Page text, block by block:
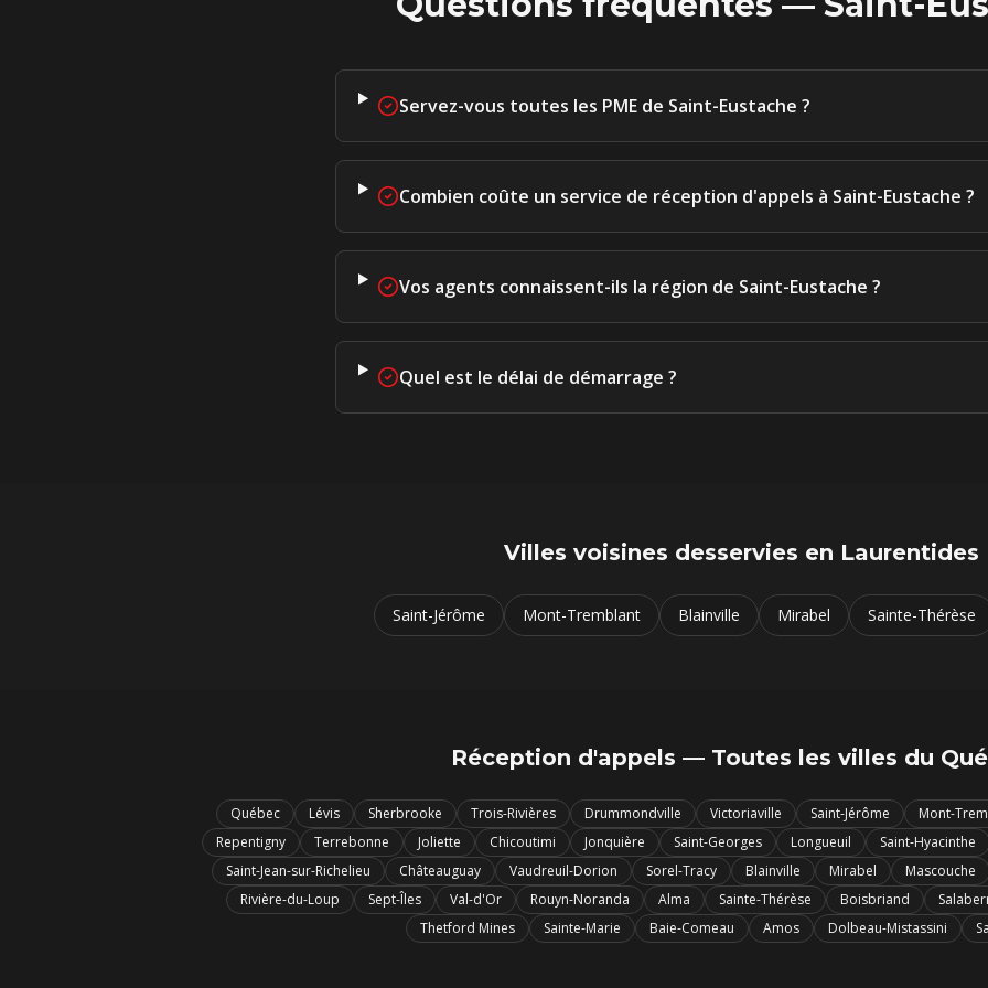
Servez-vous toutes les PME de Saint-Eustache ?
Combien coûte un service de réception d'appels à Saint-Eustache ?
Vos agents connaissent-ils la région de Saint-Eustache ?
Quel est le délai de démarrage ?
Villes voisines desservies en Laurentides
Saint-Jérôme Mont-Tremblant Blainville Mirabel Sainte-Thérèse
Réception d'appels — Toutes les villes du
Québec Lévis Sherbrooke Trois-Rivières Drummondville Victoriaville Saint-Jérôme Mont-
Repentigny
Terrebonne Joliette Chicoutimi Jonquière Saint-Georges Longueuil Saint-Hyacinthe
Saint-Jean-sur-Richelieu
Châteauguay Vaudreuil-Dorion Sorel-Tracy Blainville Mirabel Mascouche
Rivière-du-Loup
Sept-Îles Val-d'Or Rouyn-Noranda Alma Sainte-Thérèse Boisbriand
Thetford Mines
Sainte-Marie Baie-Comeau Amos Dolbeau-Mistassini